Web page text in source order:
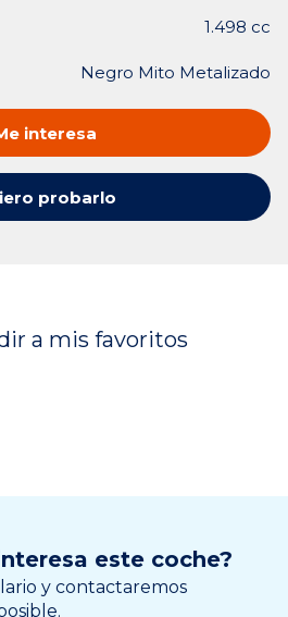
1.498 cc
Negro Mito Metalizado
interesa
probarlo
a mis favoritos
este coche?
y contactaremos